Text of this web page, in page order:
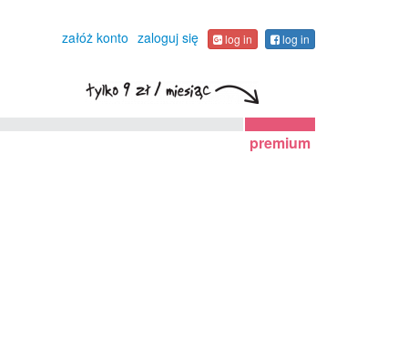
załóż konto zaloguj się log in log in
premium